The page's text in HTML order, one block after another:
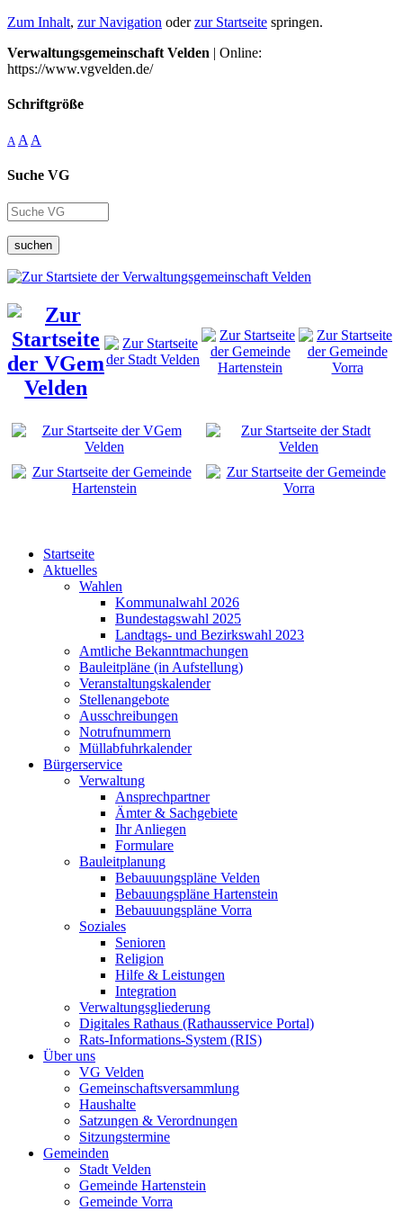
Zum Inhalt, zur Navigation oderzur Startseite springen.
Verwaltungsgemeinschaft Velden | Online:
https://www.vgvelden.de/
Schriftgröße
A A A
Suche VG
suchen
Startseite
Aktuelles
Wahlen
Kommunalwahl 2026
Bundestagswahl 2025
Landtags- und Bezirkswahl 2023
Amtliche Bekanntmachungen
Bauleitpläne (in Aufstellung)
Veranstaltungskalender
Stellenangebote
Ausschreibungen
Notrufnummern
Müllabfuhrkalender
Bürgerservice
Verwaltung
Ansprechpartner
Ämter & Sachgebiete
Ihr Anliegen
Formulare
Bauleitplanung
Bebauuungspläne Velden
Bebauungspläne Hartenstein
Bebauuungspläne Vorra
Soziales
Senioren
Religion
Hilfe & Leistungen
Integration
Verwaltungsgliederung
Digitales Rathaus (Rathausservice Portal)
Rats-Informations-System (RIS)
Über uns
VG Velden
Gemeinschaftsversammlung
Haushalte
Satzungen & Verordnungen
Sitzungstermine
Gemeinden
Stadt Velden
Gemeinde Hartenstein
Gemeinde Vorra